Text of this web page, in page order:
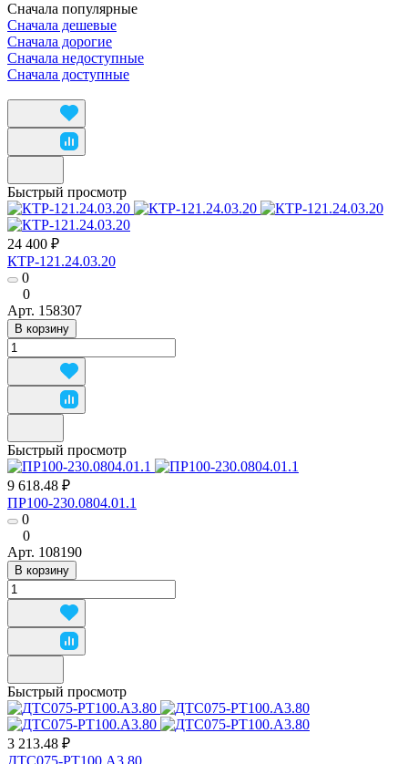
Сначала популярные
Сначала дешевые
Сначала дорогие
Сначала недоступные
Сначала доступные
Быстрый просмотр
24 400 ₽
КТР-121.24.03.20
0
0
Арт. 158307
В корзину
Быстрый просмотр
9 618.48 ₽
ПР100-230.0804.01.1
0
0
Арт. 108190
В корзину
Быстрый просмотр
3 213.48 ₽
ДТС075-РТ100.А3.80